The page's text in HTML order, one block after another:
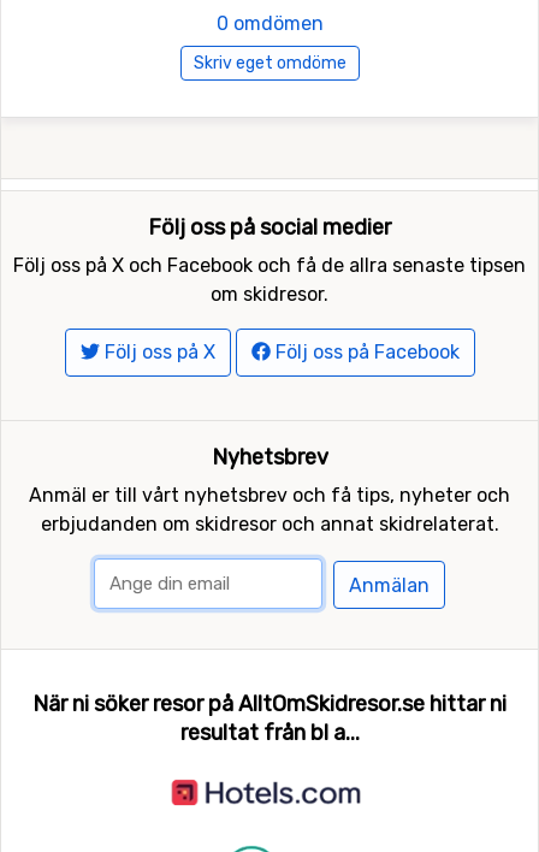
0 omdömen
Skriv eget omdöme
Följ oss på social medier
Följ oss på X och Facebook och få de allra senaste tipsen
om skidresor.
Följ oss på X Följ oss på Facebook
Nyhetsbrev
Anmäl er till vårt nyhetsbrev och få tips, nyheter och
erbjudanden om skidresor och annat skidrelaterat.
Anmälan
När ni söker resor på AlltOmSkidresor.se hittar ni
resultat från bl a...